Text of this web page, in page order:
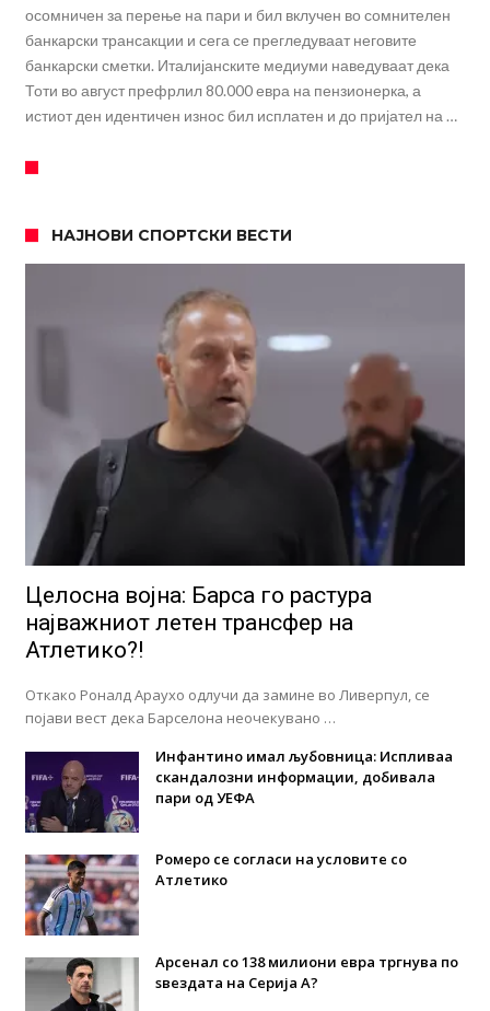
осомничен за перење на пари и бил вклучен во сомнителен
банкарски трансакции и сега се прегледуваат неговите
банкарски сметки. Италијанските медиуми наведуваат дека
Тоти во август префрлил 80.000 евра на пензионерка, а
истиот ден идентичен износ бил исплатен и до пријател на …
НАЈНОВИ СПОРТСКИ ВЕСТИ
Целосна војна: Барса го растура
најважниот летен трансфер на
Атлетико?!
Откако Роналд Араухо одлучи да замине во Ливерпул, се
појави вест дека Барселона неочекувано …
Инфантино имал љубовница: Испливаа
скандалозни информации, добивала
пари од УЕФА
Ромеро се согласи на условите со
Атлетико
Арсенал со 138 милиони евра тргнува по
ѕвездата на Серија А?